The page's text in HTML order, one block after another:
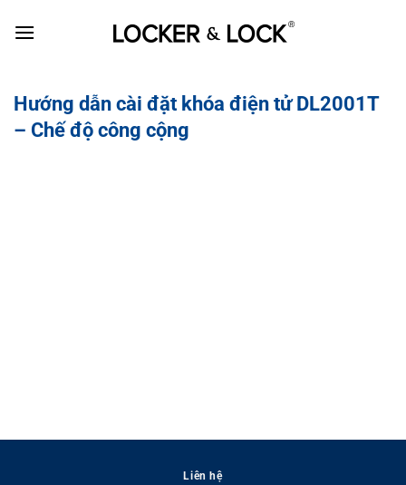
Hướng dẫn cài đặt khóa điện tử DL2001T
– Chế độ công cộng
Liên hệ